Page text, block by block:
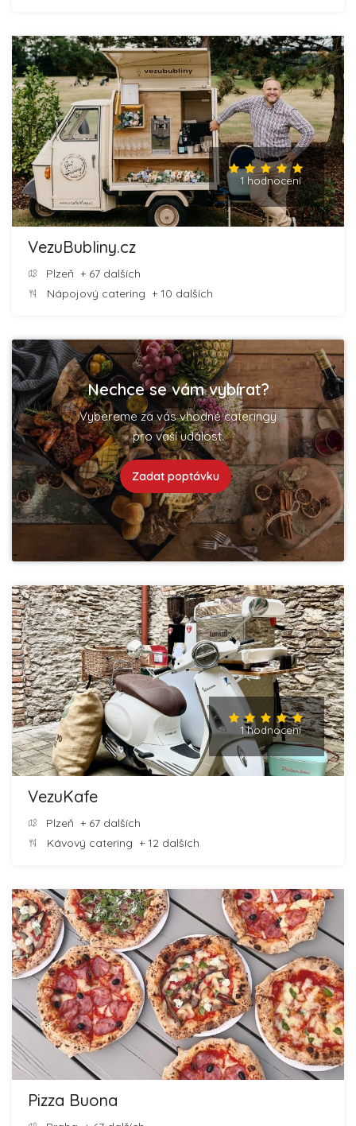
1 hodnocení
VezuBubliny.cz
Plzeň + 67 dalších
Nápojový catering + 10 dalších
Nechce se vám vybírat?
Vybereme za vás vhodné cateringy
pro vaší událost.
Zadat poptávku
1 hodnocení
VezuKafe
Plzeň + 67 dalších
Kávový catering + 12 dalších
Pizza Buona